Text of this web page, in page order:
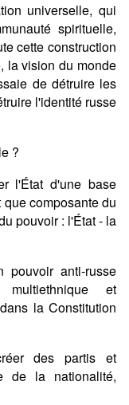
universelle, qui
spirituelle,
cette construction
la vision du monde
de détruire les
l'identité russe
?
l'État d'une base
composante du
pouvoir : l'État - la
anti-russe
et
la Constitution
des partis et
de la nationalité,